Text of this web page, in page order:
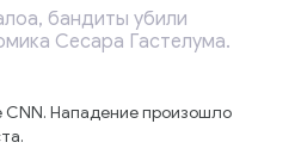
бандиты убили
Сесара Гастелума.
Нападение произошло